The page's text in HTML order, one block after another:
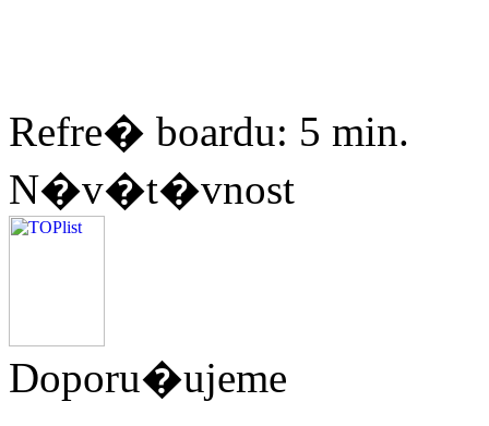
Refre� boardu: 5 min.
N�v�t�vnost
Doporu�ujeme